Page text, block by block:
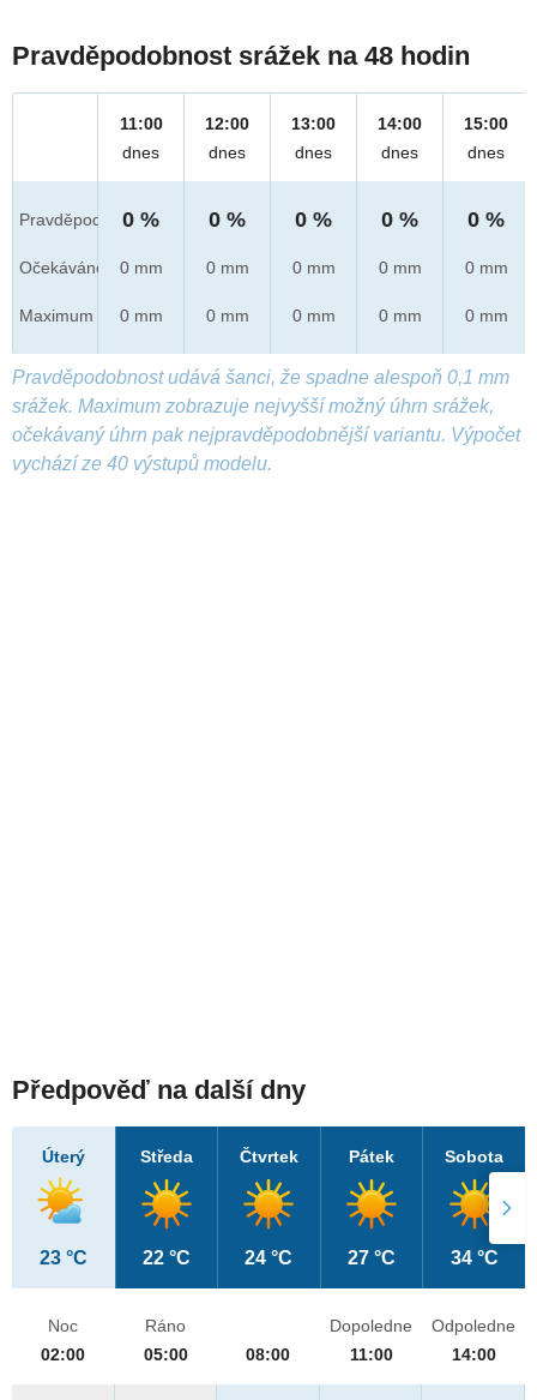
Pravděpodobnost srážek na 48 hodin
Pravděpod.
Očekáváno
Maximum
11:00
dnes
0 %
0 mm
0 mm
12:00
dnes
0 %
0 mm
0 mm
13:00
dnes
0 %
0 mm
0 mm
14:00
dnes
0 %
0 mm
0 mm
15:00
dnes
0 %
0 mm
0 mm
Pravděpodobnost udává šanci, že spadne alespoň 0,1 mm
srážek. Maximum zobrazuje nejvyšší možný úhrn srážek,
očekávaný úhrn pak nejpravděpodobnější variantu. Výpočet
vychází ze 40 výstupů modelu.
Předpověď na další dny
Úterý
23 °C
Středa
22 °C
Čtvrtek
24 °C
Pátek
27 °C
Sobota
34 °C
Noc
02:00
Ráno
05:00
08:00
Dopoledne
11:00
Odpoledne
14:00